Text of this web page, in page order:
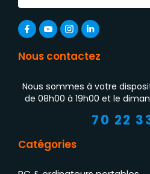
Nous contactez
Nous sommes à votre
de 08h00 à 19h00 et le
70 22
Catégories